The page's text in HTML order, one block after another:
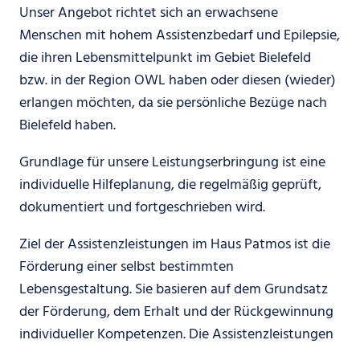
Unser Angebot richtet sich an erwachsene
Menschen mit hohem Assistenzbedarf und Epilepsie,
die ihren Lebensmittelpunkt im Gebiet Bielefeld
bzw. in der Region OWL haben oder diesen (wieder)
erlangen möchten, da sie persönliche Bezüge nach
Bielefeld haben.
Grundlage für unsere Leistungserbringung ist eine
individuelle Hilfeplanung, die regelmäßig geprüft,
dokumentiert und fortgeschrieben wird.
Ziel der Assistenzleistungen im Haus Patmos ist die
Förderung einer selbst bestimmten
Lebensgestaltung. Sie basieren auf dem Grundsatz
der Förderung, dem Erhalt und der Rückgewinnung
individueller Kompetenzen. Die Assistenzleistungen